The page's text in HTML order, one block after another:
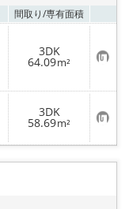
間取り/専有面積
3DK
64.09m² お
気
に
入
り
登
録
3DK
58.69m² お
気
に
り